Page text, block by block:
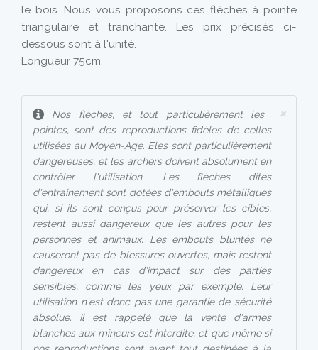
le bois. Nous vous proposons ces flèches à pointe
triangulaire et tranchante. Les prix précisés ci-
dessous sont à l'unité.
Longueur 75cm.
×
Nos flèches, et tout particulièrement les
pointes, sont des reproductions fidèles de celles
utilisées au Moyen-Age. Eles sont particulièrement
dangereuses, et les archers doivent absolument en
contrôler l'utilisation. Les flèches dites
d'entrainement sont dotées d'embouts métalliques
qui, si ils sont conçus pour préserver les cibles,
restent aussi dangereux que les autres pour les
personnes et animaux. Les embouts bluntés ne
causeront pas de blessures ouvertes, mais restent
dangereux en cas d'impact sur des parties
sensibles, comme les yeux par exemple. Leur
utilisation n'est donc pas une garantie de sécurité
absolue. Il est rappelé que la vente d'armes
blanches aux mineurs est interdite, et que même si